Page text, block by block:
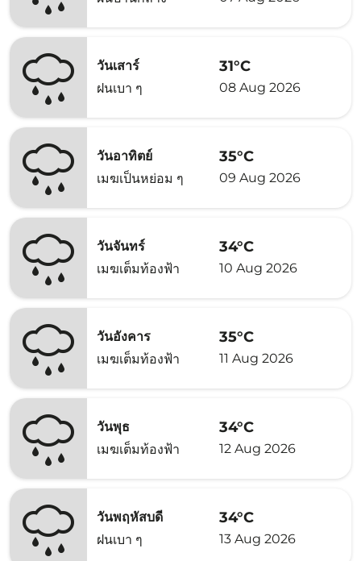
วันเสาร์
ฝนเบา ๆ
31°C
08 Aug 2026
วันอาทิตย์
เมฆเป็นหย่อม ๆ
35°C
09 Aug 2026
วันจันทร์
เมฆเต็มท้องฟ้า
34°C
10 Aug 2026
วันอังคาร
เมฆเต็มท้องฟ้า
35°C
11 Aug 2026
วันพุธ
เมฆเต็มท้องฟ้า
34°C
12 Aug 2026
วันพฤหัสบดี
ฝนเบา ๆ
34°C
13 Aug 2026